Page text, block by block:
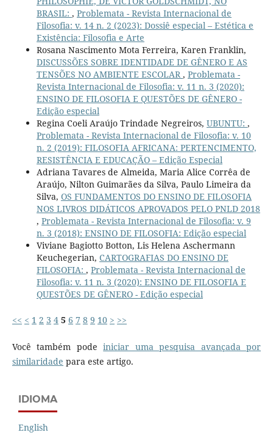
BRASIL: , Problemata - Revista Internacional de
Filosofia: v. 14 n. 2 (2023): Dossiê especial – Estética e
Existência: Filosofia e Arte
Rosana Nascimento Mota Ferreira, Karen Franklin,
DISCUSSÕES SOBRE IDENTIDADE DE GÊNERO E AS
TENSÕES NO AMBIENTE ESCOLAR, Problemata -
Revista Internacional de Filosofia: v. 11 n. 3 (2020):
ENSINO DE FILOSOFIA E QUESTÕES DE GÊNERO -
Edição especial
Regina Coeli Araújo Trindade Negreiros, UBUNTU: ,
Problemata - Revista Internacional de Filosofia: v. 10
n. 2 (2019): FILOSOFIA AFRICANA: PERTENCIMENTO,
RESISTÊNCIA E EDUCAÇÃO – Edição Especial
Adriana Tavares de Almeida, Maria Alice Corrêa de
Araújo, Nilton Guimarães da Silva, Paulo Limeira da
Silva, OS FUNDAMENTOS DO ENSINO DE FILOSOFIA
NOS LIVROS DIDÁTICOS APROVADOS PELO PNLD 2018
, Problemata - Revista Internacional de Filosofia: v. 9
n. 3 (2018): ENSINO DE FILOSOFIA: Edição especial
Viviane Bagiotto Botton, Lis Helena Aschermann
Keuchegerian, CARTOGRAFIAS DO ENSINO DE
FILOSOFIA: , Problemata - Revista Internacional de
Filosofia: v. 11 n. 3 (2020): ENSINO DE FILOSOFIA E
QUESTÕES DE GÊNERO - Edição especial
<< < 1 2 3 4 5 6 7 8 9 10 > >>
Você também podeiniciar uma pesquisa avançada por
similaridade para este artigo.
IDIOMA
English